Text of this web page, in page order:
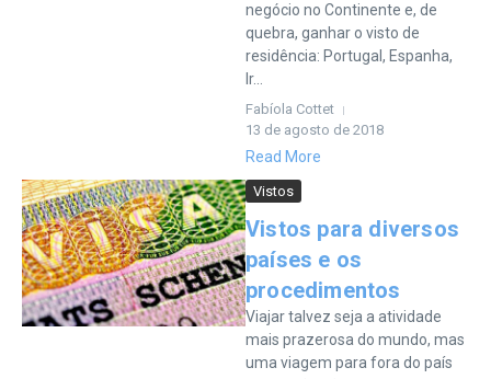
negócio no Continente e, de
quebra, ganhar o visto de
residência: Portugal, Espanha,
Ir...
Fabíola Cottet
13 de agosto de 2018
Read More
Vistos
Vistos para diversos
países e os
procedimentos
Viajar talvez seja a atividade
mais prazerosa do mundo, mas
uma viagem para fora do país